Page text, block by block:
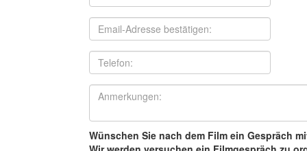
Wünschen Sie nach dem Film ein Gespräch